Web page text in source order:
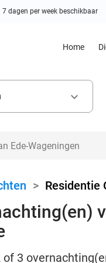
7 dagen per week beschikbaar
Home
keyboard_arrow_down
> Residentie
of 3